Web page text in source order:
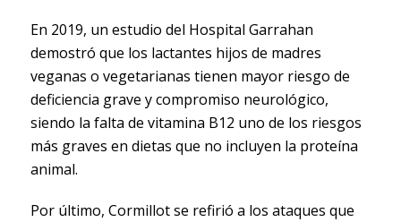
En 2019, un estudio del Hospital Garrahan
demostró que los lactantes hijos de madres
veganas o vegetarianas tienen mayor riesgo de
deficiencia grave y compromiso neurológico,
siendo la falta de vitamina B12 uno de los riesgos
más graves en dietas que no incluyen la proteína
animal.
Por último, Cormillot se refirió a los ataques que